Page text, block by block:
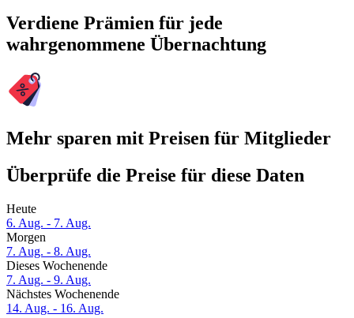
Verdiene Prämien für jede
wahrgenommene Übernachtung
Mehr sparen mit Preisen für Mitglieder
Überprüfe die Preise für diese Daten
Heute
6. Aug. - 7. Aug.
Morgen
7. Aug. - 8. Aug.
Dieses Wochenende
7. Aug. - 9. Aug.
Nächstes Wochenende
14. Aug. - 16. Aug.